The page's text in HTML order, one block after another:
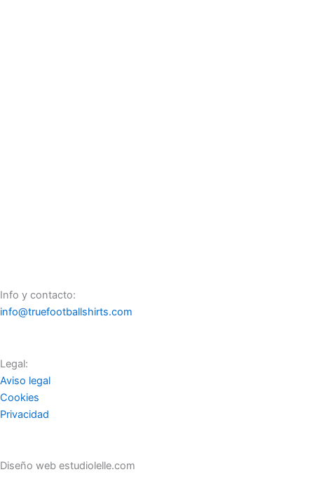
Info y contacto:
info@truefootballshirts.com
Legal:
Aviso legal
Cookies
Privacidad
Diseño web estudiolelle.com